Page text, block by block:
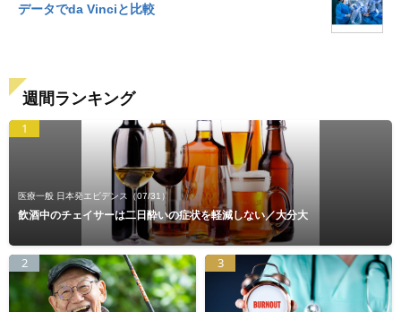
データでda Vinciと比較
週間ランキング
1
医療一般 日本発エビデンス （07/31）
飲酒中のチェイサーは二日酔いの症状を軽減しない／大分大
2 3